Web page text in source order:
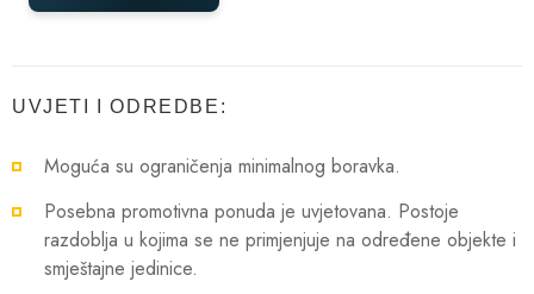
UVJETI I ODREDBE:
Moguća su ograničenja minimalnog boravka.
Posebna promotivna ponuda je uvjetovana. Postoje
razdoblja u kojima se ne primjenjuje na određene objekte i
smještajne jedinice.